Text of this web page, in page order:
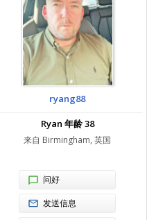
ryang88
Ryan 年龄 38
来自 Birmingham, 英国
问好
发送信息